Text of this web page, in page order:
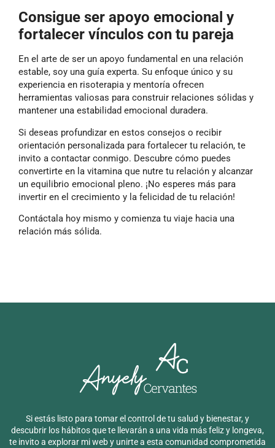
Consigue ser apoyo emocional y
fortalecer vínculos con tu pareja
En el arte de ser un apoyo fundamental en una relación
estable, soy una guía experta. Su enfoque único y su
experiencia en risoterapia y mentoría ofrecen
herramientas valiosas para construir relaciones sólidas y
mantener una estabilidad emocional duradera.
Si deseas profundizar en estos consejos o recibir
orientación personalizada para fortalecer tu relación, te
invito a contactar conmigo. Descubre cómo puedes
convertirte en la vitamina que nutre tu relación y alcanzar
un equilibrio emocional pleno. ¡No esperes más para
invertir en el crecimiento y la felicidad de tu relación!
Contáctala hoy mismo y comienza tu viaje hacia una
relación más sólida.
Si estás listo para tomar el control de tu salud y bienestar, y
descubrir los hábitos que te llevarán a una vida más feliz y longeva,
te invito a explorar mi web y unirte a esta comunidad comprometida